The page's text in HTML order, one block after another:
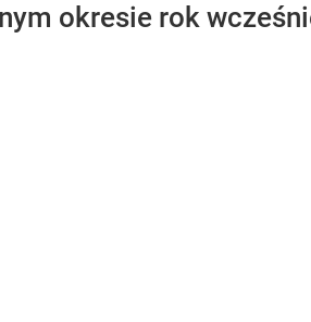
okresie rok